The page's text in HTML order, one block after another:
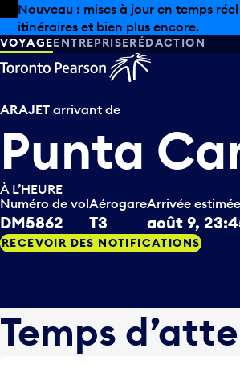
Skip to offers
Passer au contenu principal
Les aubaines estivales sont
VOYAGEENTREPRISERÉDACTION
ARAJET arrivant de
Punta
À L’HEURE
Numéro de vol
DM5862
Aérogare
T3
Arrivée estimée
août 9,
RECEVOIR DES NOTIFICATIONS
Temps